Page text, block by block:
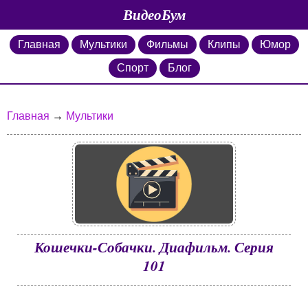
ВидеоБум
Главная Мультики Фильмы Клипы
Юмор
Спорт
Блог
Главная → Мультики
Кошечки-Собачки. Диафильм. Серия
101